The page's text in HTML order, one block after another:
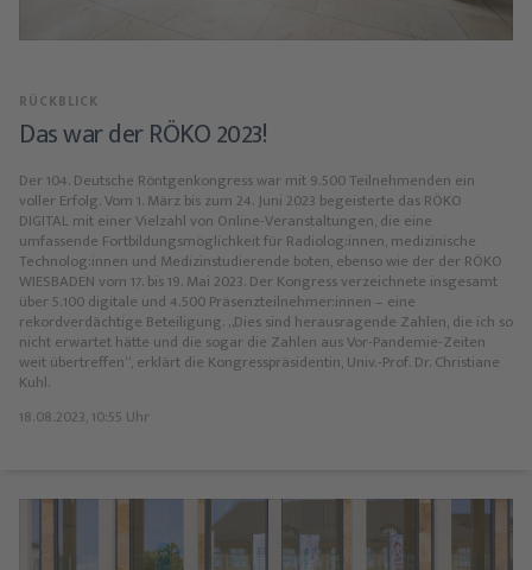
RÜCKBLICK
Das war der RÖKO 2023!
Der 104. Deutsche Röntgenkongress war mit 9.500 Teilnehmenden ein
voller Erfolg. Vom 1. März bis zum 24. Juni 2023 begeisterte das RÖKO
DIGITAL mit einer Vielzahl von Online-Veranstaltungen, die eine
umfassende Fortbildungsmöglichkeit für Radiolog:innen, medizinische
Technolog:innen und Medizinstudierende boten, ebenso wie der der RÖKO
WIESBADEN vom 17. bis 19. Mai 2023. Der Kongress verzeichnete insgesamt
über 5.100 digitale und 4.500 Präsenzteilnehmer:innen – eine
rekordverdächtige Beteiligung. „Dies sind herausragende Zahlen, die ich so
nicht erwartet hätte und die sogar die Zahlen aus Vor-Pandemie-Zeiten
weit übertreffen“, erklärt die Kongresspräsidentin, Univ.-Prof. Dr. Christiane
Kuhl.
18.08.2023, 10:55 Uhr